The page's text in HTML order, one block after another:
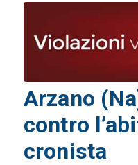
Arzano
contro
cronista